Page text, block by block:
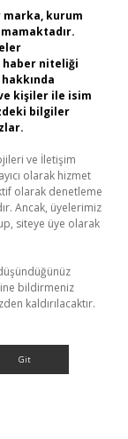
kurum
haber niteliği
kişiler ile isim
bilgiler
ve İletişim
olarak hizmet
olarak denetleme
Ancak, üyelerimiz
siteye üye olarak
bildirmeniz
kaldırılacaktır.